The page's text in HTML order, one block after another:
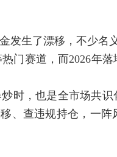
生了漂移，不少名
门赛道，而2026年
，也是全市场共识
查违规持仓，一阵